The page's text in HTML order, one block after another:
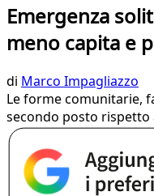
Emergenza
meno capita e
di Marco Impagliazzo
Le forme comunitarie,
secondo posto rispetto